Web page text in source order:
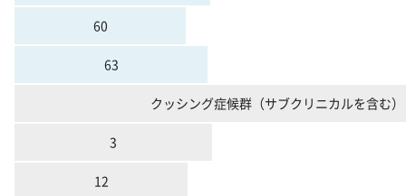
60
63
クッシング症候群（サブクリニカルを含む）
3
12